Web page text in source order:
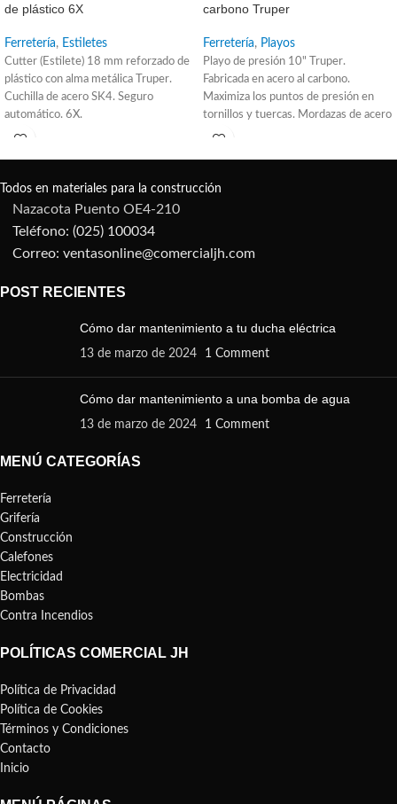
de plástico 6X
Ferretería, Estiletes
Cutter (Estilete) 18 mm reforzado de
plástico con alma metálica Truper.
Cuchilla de acero SK4. Seguro
automático. 6X.
carbono Truper
Ferretería, Playos
Playo de presión 10" Truper.
Fabricada en acero al carbono.
Maximiza los puntos de presión en
tornillos y tuercas. Mordazas de acero
al cromo molibdeno para cortar
automotriz e industrial. Para sujetar
Todos en materiales para la construcción
Nazacota Puento OE4-210
Teléfono: (025) 100034
Correo: ventasonline@comercialjh.com
POST RECIENTES
Cómo dar mantenimiento a tu ducha eléctrica
13 de marzo de 2024 1 Comment
Cómo dar mantenimiento a una bomba de agua
13 de marzo de 2024 1 Comment
MENÚ CATEGORÍAS
Ferretería
Grifería
Construcción
Calefones
Electricidad
Bombas
Contra Incendios
POLÍTICAS COMERCIAL JH
Política de Privacidad
Política de Cookies
Términos y Condiciones
Contacto
Inicio